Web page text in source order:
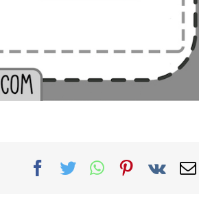
Facebook
TwitterWhatsAppPinterest
Vk